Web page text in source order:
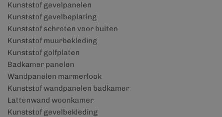
Kunststof gevelpanelen
Kunststof gevelbeplating
Kunststof schroten voor buiten
Kunststof muurbekleding
Kunststof golfplaten
Badkamer panelen
Wandpanelen marmerlook
Kunststof wandpanelen badkamer
Lattenwand woonkamer
Kunststof gevelbekleding